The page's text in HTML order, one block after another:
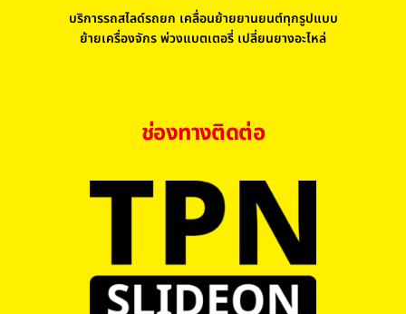
บริการรถสไลด์รถยก เคลื่อนย้ายยานยนต์ทุกรูปแบบ
ย้ายเครื่องจักร พ่วงแบตเตอรี่ เปลี่ยนยางอะไหล่
ช่องทางติดต่อ